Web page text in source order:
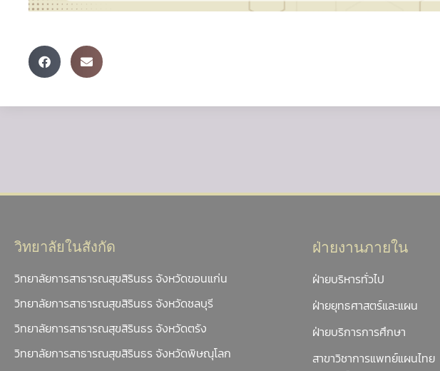
วิทยาลัยในสังกัด
วิทยาลัยการสาธารณสุขสิรินธร จังหวัดขอนแก่น
วิทยาลัยการสาธารณสุขสิรินธร จังหวัดชลบุรี
วิทยาลัยการสาธารณสุขสิรินธร จังหวัดตรัง
วิทยาลัยการสาธารณสุขสิรินธร จังหวัดพิษณุโลก
ฝ่ายงานภายใน
ฝ่ายบริหารทั่วไป
ฝ่ายยุทธศาสตร์และแผน
ฝ่ายบริการการศึกษา
สาขาวิชาการแพทย์แผนไทย